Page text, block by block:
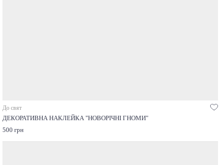
До свят
ДЕКОРАТИВНА НАКЛЕЙКА "НОВОРІЧНІ ГНОМИ"
500 грн